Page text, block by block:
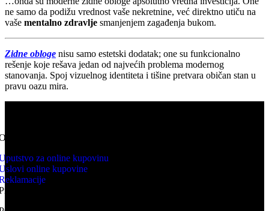
ne samo da podižu vrednost vaše nekretnine, već direktno utiču na
vaše mentalno zdravlje smanjenjem zagađenja bukom.
Zidne obloge nisu samo estetski dodatak; one su funkcionalno
rešenje koje rešava jedan od najvećih problema modernog
stanovanja. Spoj vizuelnog identiteta i tišine pretvara običan stan u
pravu oazu mira.
KUPOVINA
za online kupovinu
online kupovine
potrošača